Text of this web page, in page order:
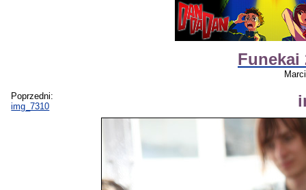
Funekai
Poprzedni:
img_7310